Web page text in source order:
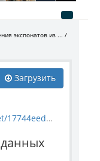
экспонатов из ...
Загрузить
download/mineral_13162.jpg